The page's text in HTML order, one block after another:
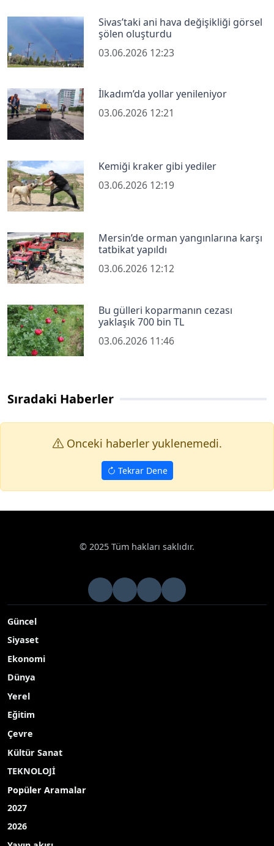
Sivas’taki ani hava değişikliği görsel
şölen oluşturdu
03.06.2026 12:23
İlkadım’da yollar yenileniyor
03.06.2026 12:21
Kemiği kraker gibi yediler
03.06.2026 12:19
Mersin’de orman yangınlarına karşı
tatbikat yapıldı
03.06.2026 12:12
Bu gülleri koparmanın cezası
yaklaşık 700 bin TL
03.06.2026 11:46
Sıradaki Haberler
Onceki haberler yuklenemedi.
Tekrar Dene
© 2025 Tüm hakları saklıdır.
Güncel
Siyaset
Ekonomi
Dünya
Yerel
Eğitim
Çevre
Kültür Sanat
TEKNOLOJİ
Popüler Aramalar
2027
2026